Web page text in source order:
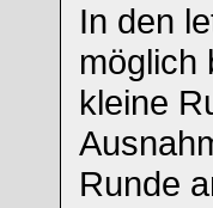
In den
möglich
kleine
Runde